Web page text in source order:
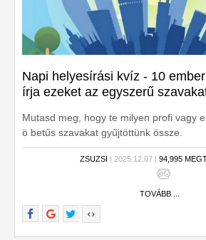
Napi helyesírási kvíz - 10
írja ezeket az egyszerű
Mutasd meg, hogy te milyen profi vagy
ö betűs szavakat gyűjtöttünk össze.
ZSUZSI | 2025.12.07 | 94,995
TOVÁBB ...